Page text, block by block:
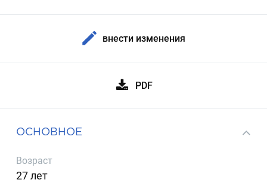
внести изменения
PDF
ОСНОВНОЕ
Возраст
27 лет